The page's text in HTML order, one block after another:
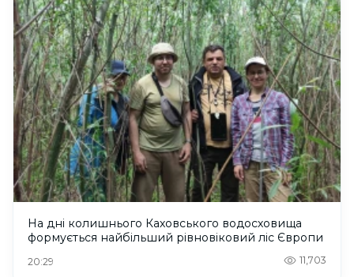
На дні колишнього Каховського водосховища
формується найбільший рівновіковий ліс Європи
20:29 11,703